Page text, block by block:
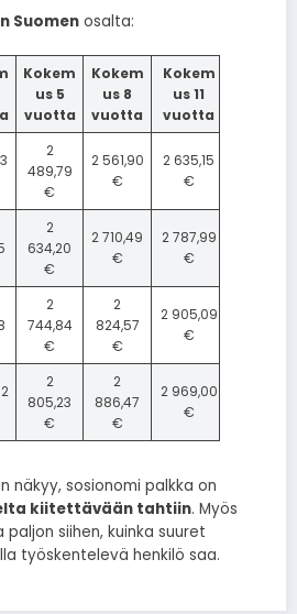
Suomen osalta:
Kokem
us 5
vuotta
Kokem
us 8
vuotta
Kokem
us 11
vuotta
2
489,79
€
2 561,90
€
2 635,15
€
2
634,20
€
2 710,49
€
2 787,99
€
2
744,84
€
2
824,57
€
2 905,09
€
2
805,23
€
2
886,47
€
2 969,00
€
näkyy, sosionomi palkka on
kiitettävään tahtiin. Myös
siihen, kuinka suuret
työskentelevä henkilö saa.